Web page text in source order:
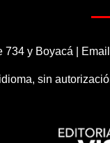
734 y Boyacá |
sin